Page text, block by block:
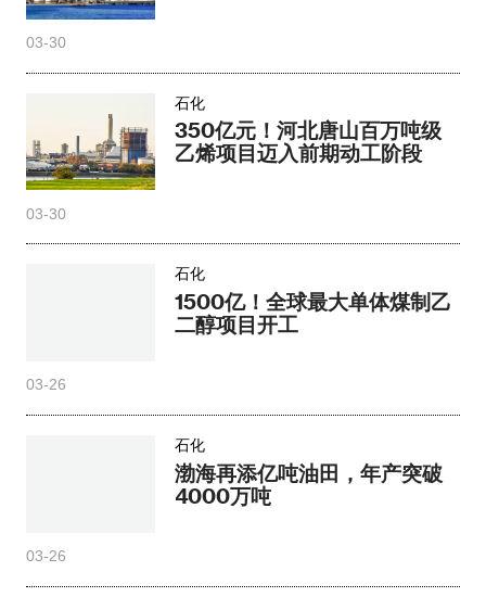
03-30
石化
350亿元！河北唐山百万吨级
乙烯项目迈入前期动工阶段
03-30
石化
1500亿！全球最大单体煤制乙
二醇项目开工
03-26
石化
渤海再添亿吨油田，年产突破
4000万吨
03-26